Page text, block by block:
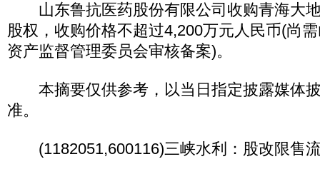
山东鲁抗医药股份有限公司收购青海大
股权，收购价格不超过4,200万元人民币(尚
资产监督管理委员会审核备案)。
本摘要仅供参考，以当日指定披露媒体
准。
(1182051,600116)三峡水利：股改限售